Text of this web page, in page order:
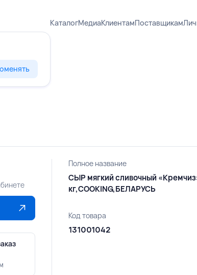
КаталогМедиаКлиентамПоставщикам
Полное название
СЫР мягкий сливочный
кг,COOKING,БЕЛАРУСЬ
Код товара
131001042